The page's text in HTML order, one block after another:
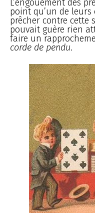
L’engouement des
point qu’un de
prêcher contre cette
pouvait guère rien
faire un
corde de pendu.